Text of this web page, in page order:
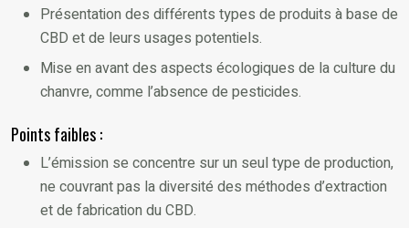
Présentation des différents types de produits à base de
CBD et de leurs usages potentiels.
Mise en avant des aspects écologiques de la culture du
chanvre, comme l’absence de pesticides.
Points faibles :
L’émission se concentre sur un seul type de production,
ne couvrant pas la diversité des méthodes d’extraction
et de fabrication du CBD.